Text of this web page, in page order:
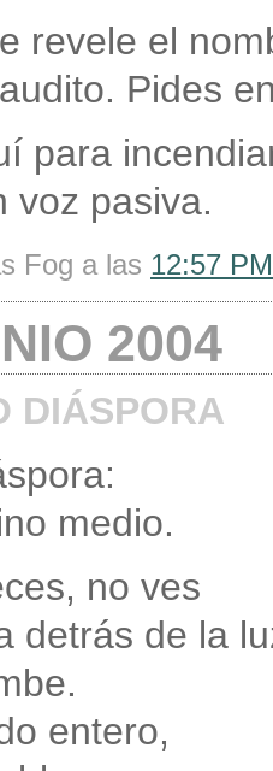
revele el
Pides
para
voz pasiva.
Fog a las 12:57 PM
2004
DIÁSPORA
medio.
no ves
detrás de la
entero,